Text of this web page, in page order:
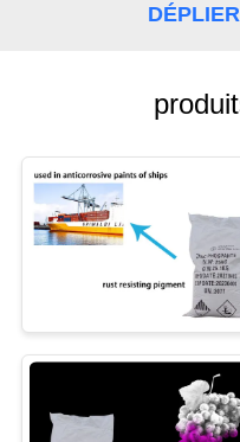
UN
DEVIS
DU
SITE